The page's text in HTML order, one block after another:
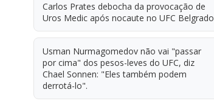
Carlos Prates debocha da provocação de
Uros Medic após nocaute no UFC Belgrado
Usman Nurmagomedov não vai "passar
por cima" dos pesos-leves do UFC, diz
Chael Sonnen: "Eles também podem
derrotá-lo".